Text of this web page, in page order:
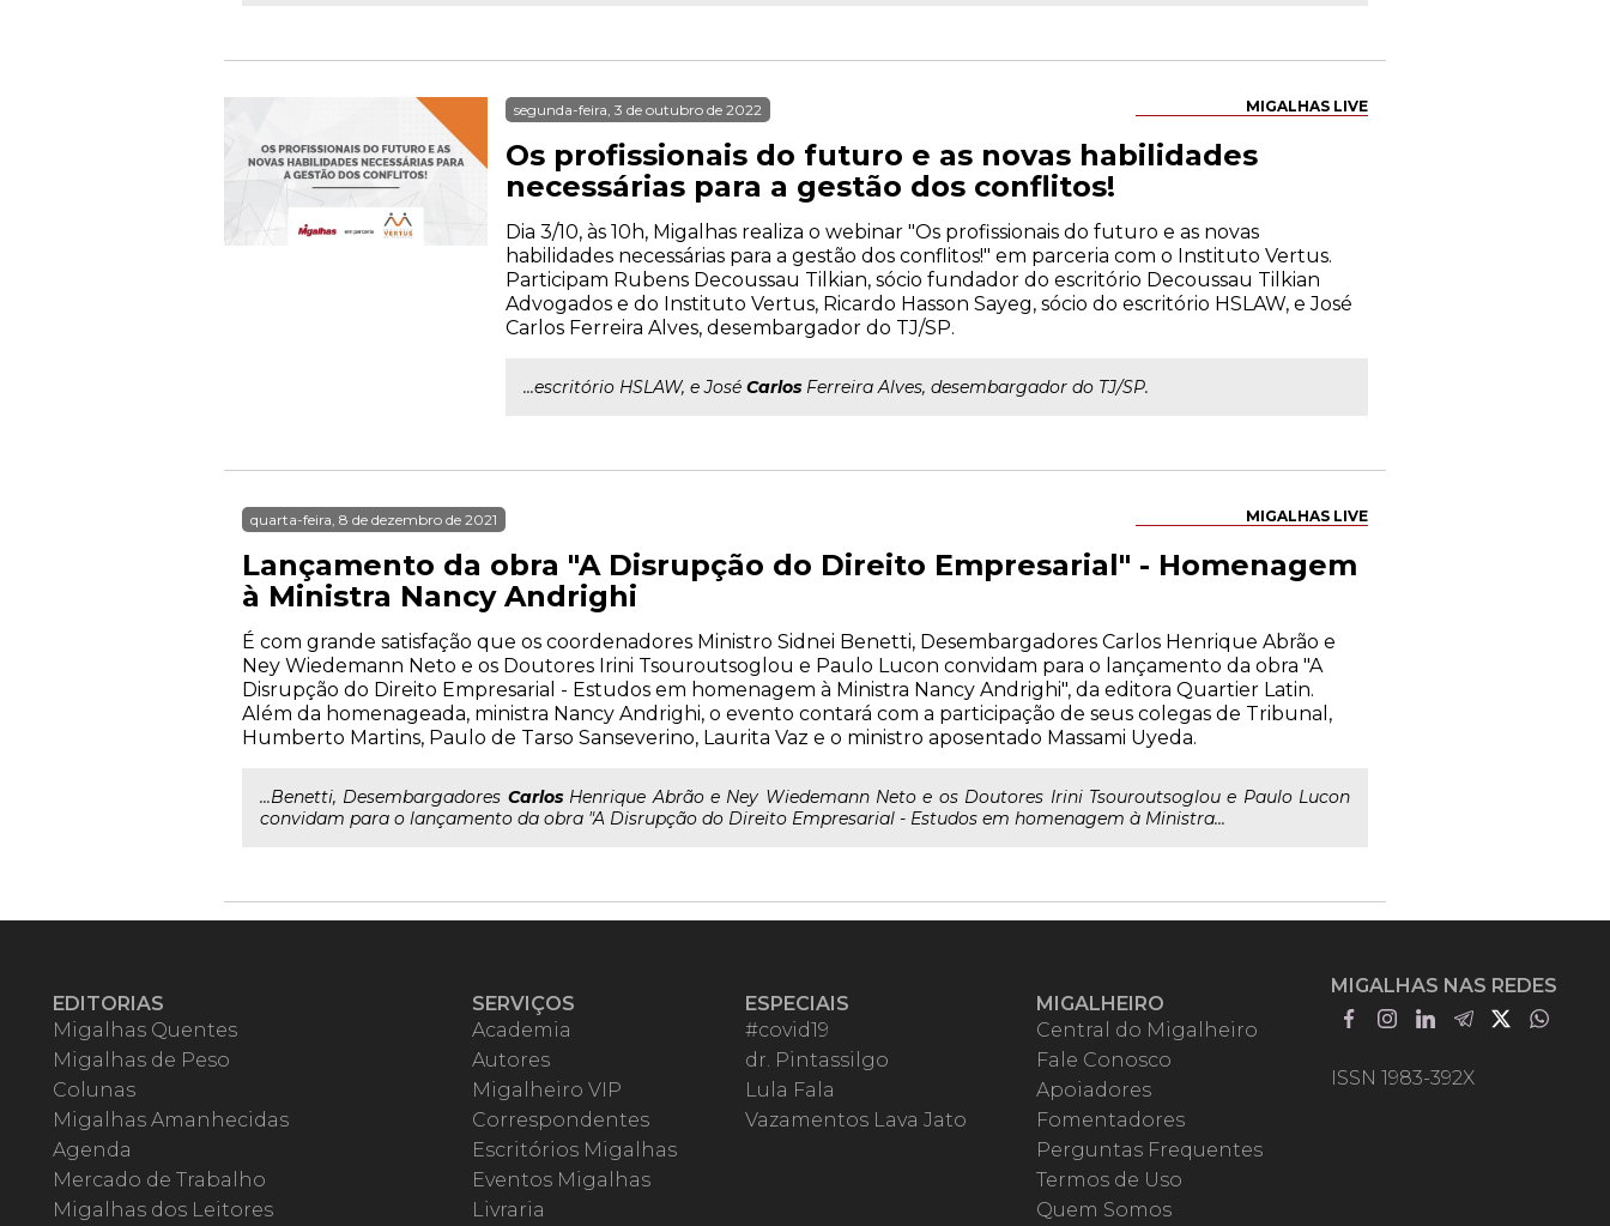
MIGALHAS LIVE
segunda-feira, 3 de outubro de 2022
Os profissionais do futuro e as novas habilidades
necessárias para a gestão dos conflitos!
Dia 3/10, às 10h, Migalhas realiza o webinar "Os profissionais do futuro e as novas
habilidades necessárias para a gestão dos conflitos!" em parceria com o Instituto Vertus.
Participam Rubens Decoussau Tilkian, sócio fundador do escritório Decoussau Tilkian
Advogados e do Instituto Vertus, Ricardo Hasson Sayeg, sócio do escritório HSLAW, e José
Carlos Ferreira Alves, desembargador do TJ/SP.
...escritório HSLAW, e José Carlos Ferreira Alves, desembargador do TJ/SP.
MIGALHAS LIVE
quarta-feira, 8 de dezembro de 2021
Lançamento da obra "A Disrupção do Direito Empresarial" - Homenagem
à Ministra Nancy Andrighi
É com grande satisfação que os coordenadores Ministro Sidnei Benetti, Desembargadores Carlos Henrique Abrão e
Ney Wiedemann Neto e os Doutores Irini Tsouroutsoglou e Paulo Lucon convidam para o lançamento da obra "A
Disrupção do Direito Empresarial - Estudos em homenagem à Ministra Nancy Andrighi", da editora Quartier Latin.
Além da homenageada, ministra Nancy Andrighi, o evento contará com a participação de seus colegas de Tribunal,
Humberto Martins, Paulo de Tarso Sanseverino, Laurita Vaz e o ministro aposentado Massami Uyeda.
...Benetti, Desembargadores CarlosHenrique Abrão e Ney Wiedemann Neto e os Doutores Irini Tsouroutsoglou e Paulo Lucon
convidam para o lançamento da obra "A Disrupção do Direito Empresarial - Estudos em homenagem à Ministra...
EDITORIAS
Migalhas Quentes
Migalhas de Peso
Colunas
Migalhas Amanhecidas
Agenda
Mercado de Trabalho
Migalhas dos Leitores
SERVIÇOS
Academia
Autores
Migalheiro VIP
Correspondentes
Escritórios Migalhas
Eventos Migalhas
Livraria
ESPECIAIS
#covid19
dr. Pintassilgo
Lula Fala
Vazamentos Lava Jato
MIGALHEIRO
Central do Migalheiro
Fale Conosco
Apoiadores
Fomentadores
Perguntas Frequentes
Termos de Uso
Quem Somos
MIGALHAS NAS REDES
ISSN 1983-392X